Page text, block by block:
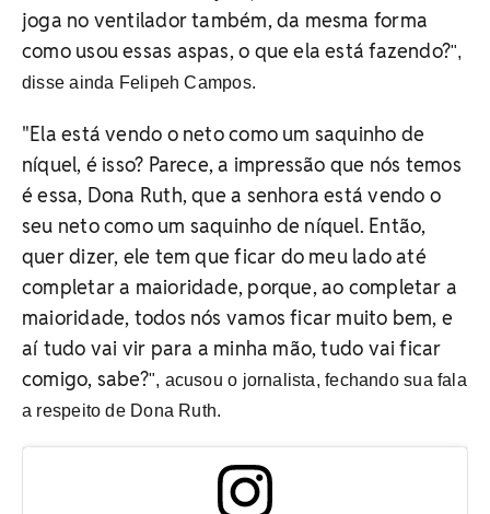
joga no ventilador também, da mesma forma
como usou essas aspas, o que ela está fazendo?",
disse ainda Felipeh Campos.
"Ela está vendo o neto como um saquinho de
níquel, é isso? Parece, a impressão que nós temos
é essa, Dona Ruth, que a senhora está vendo o
seu neto como um saquinho de níquel. Então,
quer dizer, ele tem que ficar do meu lado até
completar a maioridade, porque, ao completar a
maioridade, todos nós vamos ficar muito bem, e
aí tudo vai vir para a minha mão, tudo vai ficar
comigo, sabe?", acusou o jornalista, fechando sua fala
a respeito de Dona Ruth.